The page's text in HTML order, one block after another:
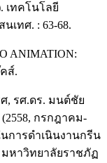
เทคโนโลยี
เทศ. : 63-68.
ANIMATION:
ส์.
, รศ.ดร. มนต์ชัย
กรกฎาคม-
การดำเนินงานกรีน
หาวิทยาลัยราชภัฏ